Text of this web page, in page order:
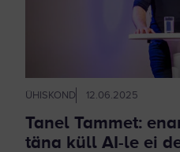
ÜHISKOND 12.06.2025
Tanel Tammet:
täna küll AI-le ei